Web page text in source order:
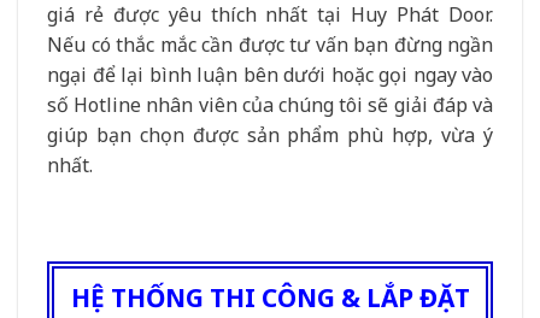
giá rẻ được yêu thích nhất tại Huy Phát Door.
Nếu có thắc mắc cần được tư vấn bạn đừng ngần
ngại để lại bình luận bên dưới hoặc gọi ngay vào
số Hotline nhân viên của chúng tôi sẽ giải đáp và
giúp bạn chọn được sản phẩm phù hợp, vừa ý
nhất.
HỆ THỐNG THI CÔNG & LẮP ĐẶT